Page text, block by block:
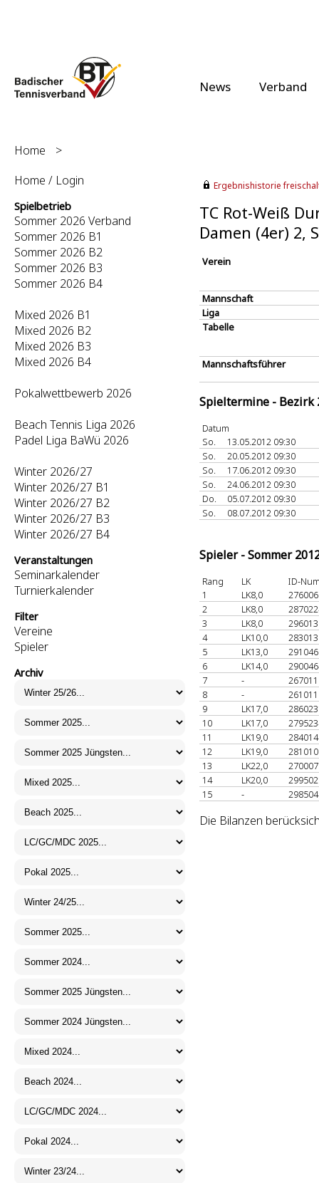
News Verband
Home
>
Home / Login
Spielbetrieb
Sommer 2026 Verband
Sommer 2026 B1
Sommer 2026 B2
Sommer 2026 B3
Sommer 2026 B4
Mixed 2026 B1
Mixed 2026 B2
Mixed 2026 B3
Mixed 2026 B4
Pokalwettbewerb 2026
Beach Tennis Liga 2026
Padel Liga BaWü 2026
Winter 2026/27
Winter 2026/27 B1
Winter 2026/27 B2
Winter 2026/27 B3
Winter 2026/27 B4
Veranstaltungen
Seminarkalender
Turnierkalender
Filter
Vereine
Spieler
Archiv
Ergebnishistorie
TC Rot-Weiß
Damen (4er) 2,
Verein
Mannschaft
Liga
Tabelle
Mannschaftsführer
Spieltermine - Bezirk
Datum
So.
13.05.2012 09:30
So.
20.05.2012 09:30
So.
17.06.2012 09:30
So.
24.06.2012 09:30
Do.
05.07.2012 09:30
So.
08.07.2012 09:30
Spieler - Sommer
Rang LK
ID-
1
LK8,0
2
LK8,0
3
LK8,0
4
LK10,0
5
LK13,0
6
LK14,0
7
-
8
-
9
LK17,0
10
LK17,0
11
LK19,0
12
LK19,0
13
LK22,0
14
LK20,0
15
-
Die Bilanzen